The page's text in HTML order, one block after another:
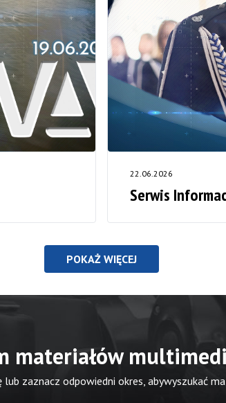
22.06.2026
Serwis
POKAŻ WIĘCEJ
materiałów
lub zaznacz odpowiedni okres, abywyszukać